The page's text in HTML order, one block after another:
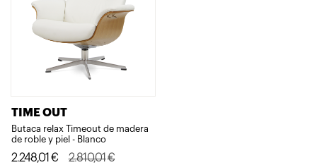
TIME OUT
Butaca relax Timeout de madera
de roble y piel - Blanco
2.810,01€
El
2.248,01 €
El